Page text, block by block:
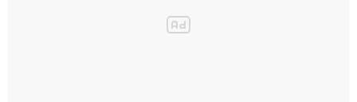
- Užívejte postupně uvolňující se aroma každý den po dobu až 31 dnů.